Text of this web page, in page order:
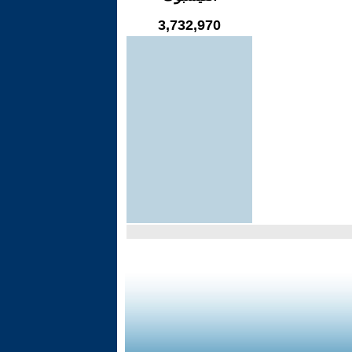
3,732,970